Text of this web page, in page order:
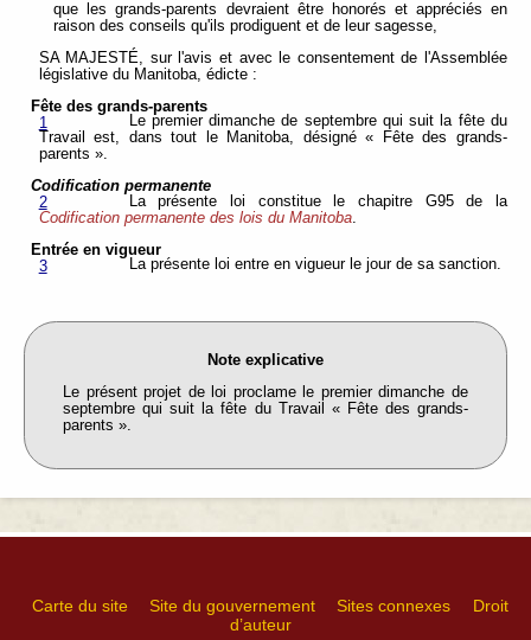
que les grands-parents devraient être honorés et appréciés en
raison des conseils qu'ils prodiguent et de leur sagesse,
SA MAJESTÉ, sur l'avis et avec le consentement de l'Assemblée
législative du Manitoba, édicte :
Fête des grands-parents
1
Le premier dimanche de septembre qui suit la fête du
Travail est, dans tout le Manitoba, désigné « Fête des grands-
parents ».
Codification permanente
2
La présente loi constitue le chapitre G95 de la
Codification permanente des lois du Manitoba.
Entrée en vigueur
3
La présente loi entre en vigueur le jour de sa sanction.
Note explicative
Le présent projet de loi proclame le premier dimanche de
septembre qui suit la fête du Travail « Fête des grands-
parents ».
Carte du site Site du gouvernement Sites connexes
Droit
d’auteur